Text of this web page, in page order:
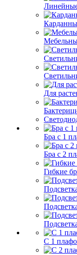
Для
Бра с 1
Бра с 2
Гибкие
С 1